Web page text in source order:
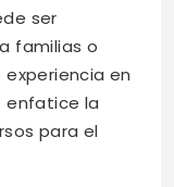
ser
familias o
en
enfatice la
para el